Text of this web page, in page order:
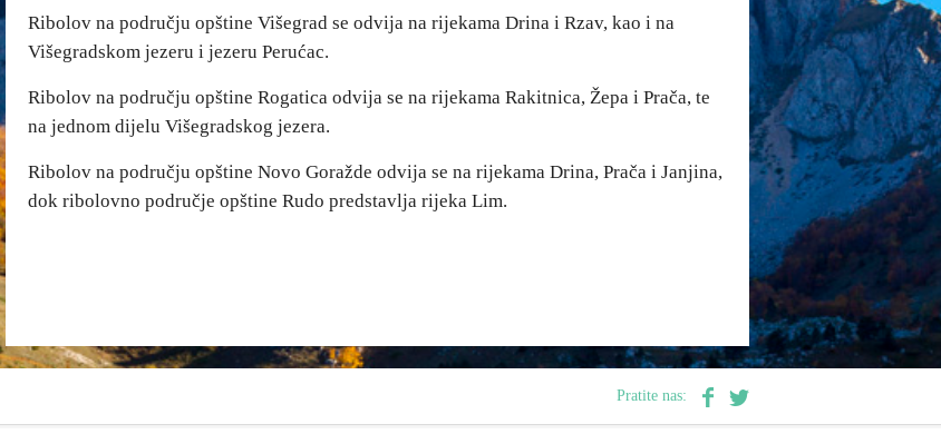
Ribolov na području opštine Višegrad se odvija na rijekama Drina i Rzav, kao i na
Višegradskom jezeru i jezeru Perućac.
Ribolov na području opštine Rogatica odvija se na rijekama Rakitnica, Žepa i Prača, te
na jednom dijelu Višegradskog jezera.
Ribolov na području opštine Novo Goražde odvija se na rijekama Drina, Prača i Janjina,
dok ribolovno područje opštine Rudo predstavlja rijeka Lim.
Pratite nas: